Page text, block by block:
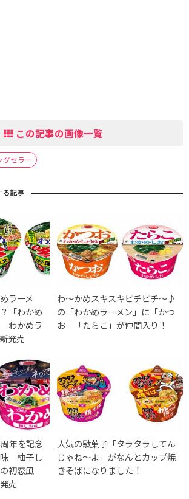
この記事の画像一覧
グセラー
る記事
ラーメ
「わかめ
わかめラ
発売
わ〜かめスキスキピチピチ〜♪
の「わかめラーメン」に「かつ
お」「たらこ」が仲間入り！
年を記念
味 柚子し
初恋風
売
人気の駄菓子「タラタラしてん
じゃね～よ」がなんとカップ焼
きそばになりました！